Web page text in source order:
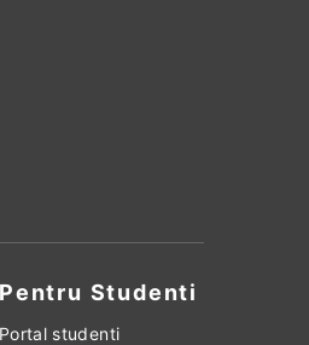
Pentru Studenti
Portal studenti